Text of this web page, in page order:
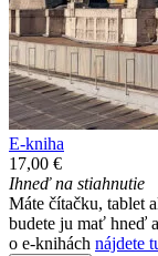
E-kniha
17,00 €
Ihneď na stiahnutie
Máte čítačku, tablet
budete ju mať hneď
o e-knihách nájdete